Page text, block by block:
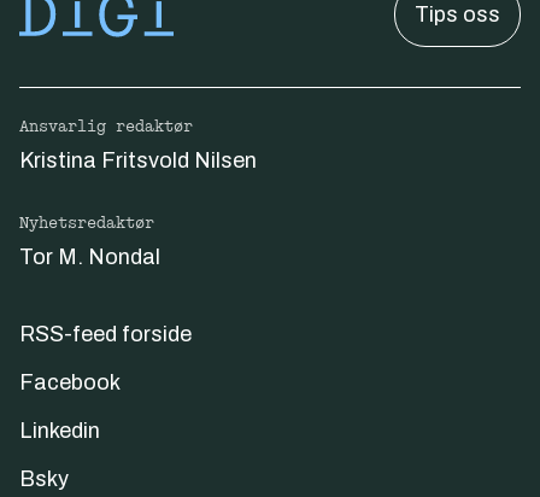
Tips oss
Ansvarlig redaktør
Kristina Fritsvold Nilsen
Nyhetsredaktør
Tor M. Nondal
RSS-feed forside
Facebook
Linkedin
Bsky